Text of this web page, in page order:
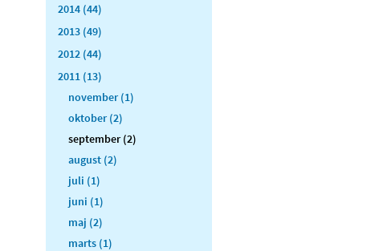
2014 (44)
2013 (49)
2012 (44)
2011 (13)
november (1)
oktober (2)
september (2)
august (2)
juli (1)
juni (1)
maj (2)
marts (1)